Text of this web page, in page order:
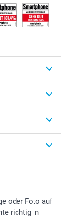
oder Foto auf
richtig in